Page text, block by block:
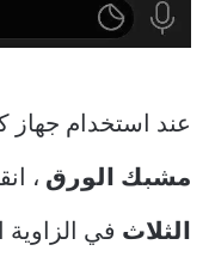
عند استخدام جهاز
مشبك الورق ،
الثلاث في الزاوية